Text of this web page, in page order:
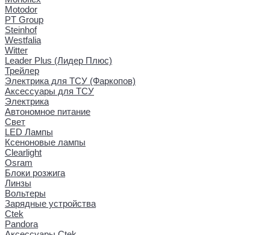
Motodor
PT Group
Steinhof
Westfalia
Witter
Leader Plus (Лидер Плюс)
Трейлер
Электрика для ТСУ (Фаркопов)
Аксессуары для ТСУ
Электрика
Автономное питание
Свет
LED Лампы
Ксеноновые лампы
Clearlight
Osram
Блоки розжига
Линзы
Вольтеры
Зарядные устройства
Ctek
Pandora